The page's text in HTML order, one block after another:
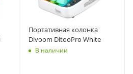
Портативная колонка
Divoom DitooPro White
В наличии